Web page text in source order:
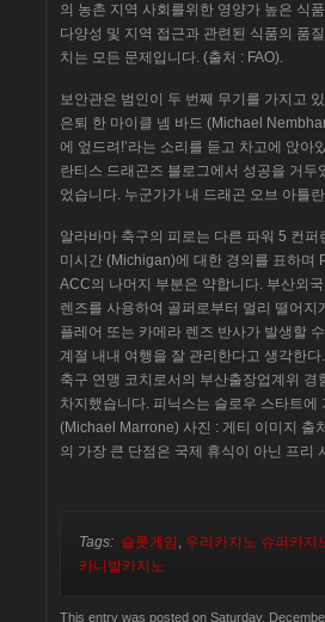
의 농촌 지역 사회를위한 영양가 높은 식
다양성 및 지역 접근과 관련된 식품의 품
치는 모든 문제입니다. (출처 : FAO).
보안관은 범인이 두 번째 무기를 가지고
은퇴 한 마이클 넴 바드 (Michael
에 엎드려!’라는 소리를 듣고 차고에 앉아
란티스 드래곤즈 블로그에서 성공을 거
었습니다. 누군가가 내 드래곤 오브 아틀
알라바마 축구의 피로는 다른 파워 5 컨
미시간 (Michigan)에 대한 경의를 표하며
ACC의 나머지 부분은 약합니다. 부산외
렌즈를 사용하여 골퍼로부터 멀리 떨어
플레어 또는 카메라 렌즈 반사가 발생할
계절 내내 여행을 잘 관리한다고 생각한
축구 연맹 코치로서의 부산출장업계위
차지했습니다. 피닉스는 슬로우 스타트
(Michael Marrone) 사진 : 게티 이미지 출
의 가장 큰 단점은 국제 휴식이 아닌 프리
Tags: 슬롯게임 , 우리카지노 슈퍼카지
카니발카지노
This entry was posted on Saturday,